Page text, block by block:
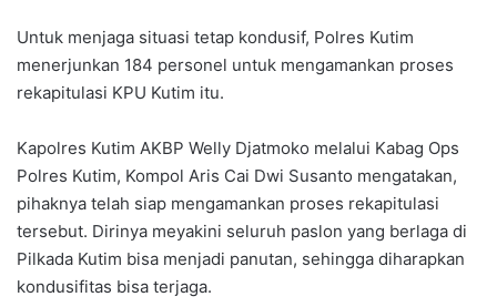
Untuk menjaga situasi tetap kondusif, Polres Kutim
menerjunkan 184 personel untuk mengamankan proses
rekapitulasi KPU Kutim itu.
Kapolres Kutim AKBP Welly Djatmoko melalui Kabag Ops
Polres Kutim, Kompol Aris Cai Dwi Susanto mengatakan,
pihaknya telah siap mengamankan proses rekapitulasi
tersebut. Dirinya meyakini seluruh paslon yang berlaga di
Pilkada Kutim bisa menjadi panutan, sehingga diharapkan
kondusifitas bisa terjaga.